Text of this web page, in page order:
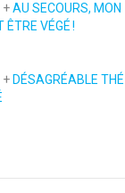
+AU SECOURS, MON
ÊTRE VÉGÉ !
+ DÉSAGRÉABLE THÉ